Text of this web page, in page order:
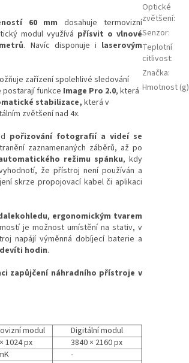
60 mmdosahuje termovizní
modul využívá přísvit o vlnové
. Navíc disponuje i laserovým
zařízení spolehlivé sledování
postarají funkce Image Pro 2.0, která
stabilizace, která v
zvětšení nad 4x.
pořizování fotografií a videí se
zaznamenaných záběrů, až po
režimu spánku, kdy
že přístroj není používán a
skrze propojovací kabel či aplikaci
, ergonomickým tvarem
je možnost umístění na stativ, v
napájí výměnná dobíjecí baterie a
hodin.
zapůjčení náhradního přístroje v
modul
Digitální modul
1024 px
3840 × 2160 px
-
Optické
zvětšení:
Senzor:
Teplotní
citlivost:
Značka:
Hmotnost (g)